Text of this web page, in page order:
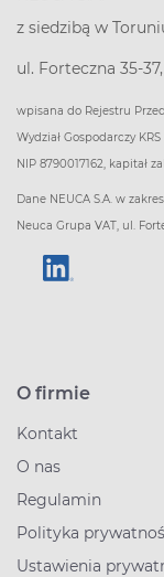
z siedzibą w
ul. Forteczna 35-
wpisana do Rejestru
Wydział Gospodarczy
NIP 8790017162, kapitał
Dane NEUCA S.A. w
Neuca Grupa VAT, ul.
O firmie
Kontakt
O nas
Regulamin
Polityka
Ustawienia